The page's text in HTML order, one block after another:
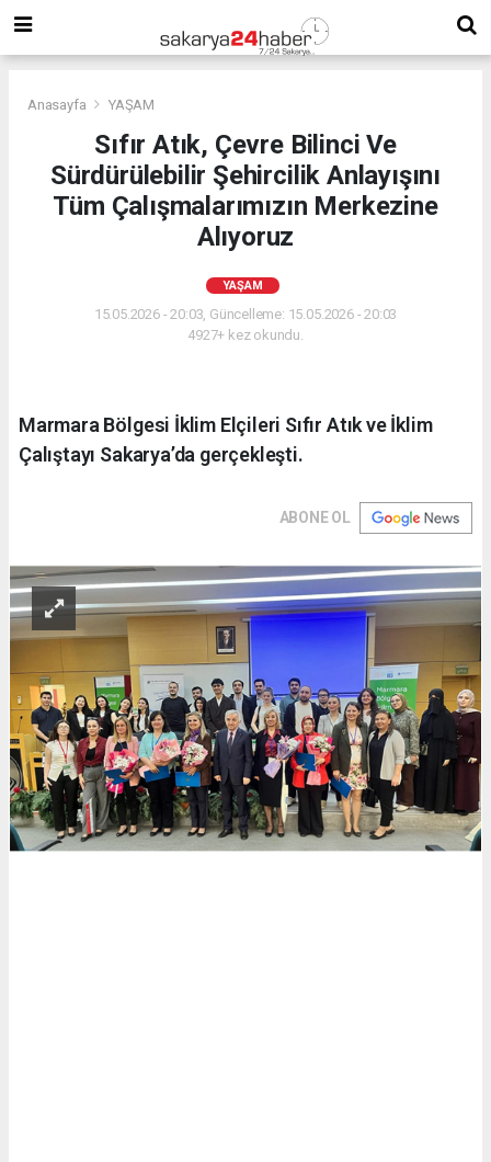
Anasayfa YAŞAM
Sıfır Atık, Çevre Bilinci Ve
Sürdürülebilir Şehircilik Anlayışını
Tüm Çalışmalarımızın Merkezine
Alıyoruz
YAŞAM
15.05.2026 - 20:03, Güncelleme: 15.05.2026 - 20:03
4927+ kez okundu.
Marmara Bölgesi İklim Elçileri Sıfır Atık ve İklim
Çalıştayı Sakarya’da gerçekleşti.
ABONE OL